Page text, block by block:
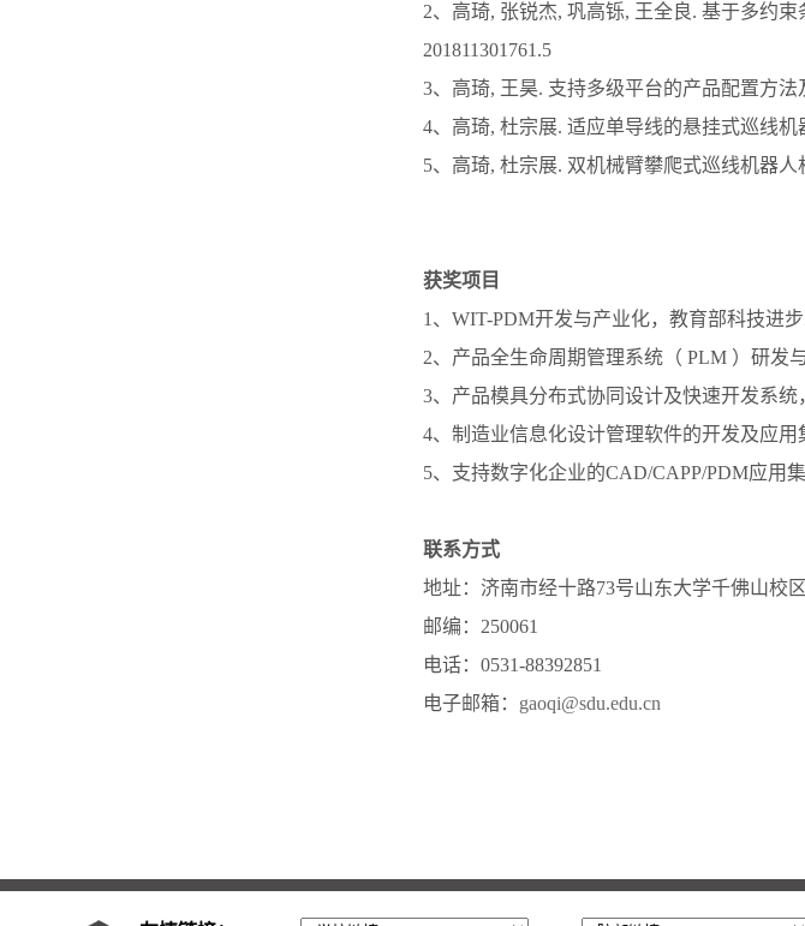
2、高琦, 张锐杰, 巩高铄, 王全良. 基于多约
201811301761.5
3、高琦, 王昊. 支持多级平台的产品配置方法
4、高琦, 杜宗展. 适应单导线的悬挂式巡线机
5、高琦, 杜宗展. 双机械臂攀爬式巡线机器人
获奖项目
1、WIT-PDM开发与产业化，教育部科技进
2、产品全生命周期管理系统（ PLM ）研发
3、产品模具分布式协同设计及快速开发系
4、制造业信息化设计管理软件的开发及应
5、支持数字化企业的CAD/CAPP/PDM应用
联系方式
地址：济南市经十路73号山东大学千佛山校
邮编：250061
电话：0531-88392851
电子邮箱： gaoqi@sdu.edu.cn